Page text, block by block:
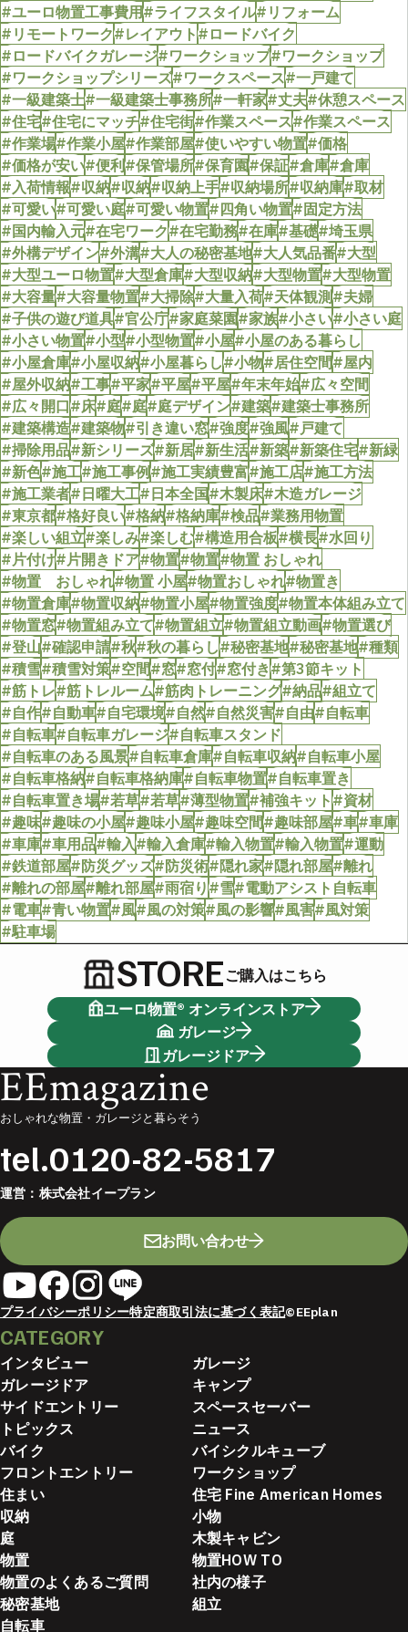
#ユーロ物置工事費用#ライフスタイル#リフォーム
#リモートワーク#レイアウト#ロードバイク
#ロードバイクガレージ#ワークショップ#ワークショップ
#ワークショップシリーズ#ワークスペース#一戸建て
#一級建築士#一級建築士事務所#一軒家#丈夫#休憩スペース
#住宅#住宅にマッチ#住宅街#作業スペース#作業スペース
#作業場#作業小屋#作業部屋#使いやすい物置#価格
#価格が安い#便利#保管場所#保育園#保証#倉庫#倉庫
#入荷情報#収納#収納#収納上手#収納場所#収納庫#取材
#可愛い#可愛い庭#可愛い物置#四角い物置#固定方法
#国内輸入元#在宅ワーク#在宅勤務#在庫#基礎#埼玉県
#外構デザイン#外溝#大人の秘密基地#大人気品番#大型
#大型ユーロ物置#大型倉庫#大型収納#大型物置#大型物置
#大容量#大容量物置#大掃除#大量入荷#天体観測#夫婦
#子供の遊び道具#官公庁#家庭菜園#家族#小さい#小さい庭
#小さい物置#小型#小型物置#小屋#小屋のある暮らし
#小屋倉庫#小屋収納#小屋暮らし#小物#居住空間#屋内
#屋外収納#工事#平家#平屋#平屋#年末年始#広々空間
#広々開口#床#庭#庭#庭デザイン#建築#建築士事務所
#建築構造#建築物#引き違い窓#強度#強風#戸建て
#掃除用品#新シリーズ#新居#新生活#新築#新築住宅#新緑
#新色#施工#施工事例#施工実績豊富#施工店#施工方法
#施工業者#日曜大工#日本全国#木製床#木造ガレージ
#東京都#格好良い#格納#格納庫#検品#業務用物置
#楽しい組立#楽しみ#楽しむ#構造用合板#横長#水回り
#片付け#片開きドア#物置#物置#物置 おしゃれ
#物置 おしゃれ#物置 小屋#物置おしゃれ#物置き
#物置倉庫#物置収納#物置小屋#物置強度#物置本体組み立て
#物置窓#物置組み立て#物置組立#物置組立動画#物置選び
#登山#確認申請#秋#秋の暮らし#秘密基地#秘密基地#種類
#積雪#積雪対策#空間#窓#窓付#窓付き#第3節キット
#筋トレ#筋トレルーム#筋肉トレーニング#納品#組立て
#自作#自動車#自宅環境#自然#自然災害#自由#自転車
#自転車#自転車ガレージ#自転車スタンド
#自転車のある風景#自転車倉庫#自転車収納#自転車小屋
#自転車格納#自転車格納庫#自転車物置#自転車置き
#自転車置き場#若草#若草#薄型物置#補強キット#資材
#趣味#趣味の小屋#趣味小屋#趣味空間#趣味部屋#車#車庫
#車庫#車用品#輸入#輸入倉庫#輸入物置#輸入物置#運動
#鉄道部屋#防災グッズ#防災術#隠れ家#隠れ部屋#離れ
#離れの部屋#離れ部屋#雨宿り#雪#電動アシスト自転車
#電車#青い物置#風#風の対策#風の影響#風害#風対策
#駐車場
STOREご購入はこちら
ユーロ物置® オンラインストア
ガレージ
ガレージドア
EEmagazine
おしゃれな物置・ガレージと暮らそう
tel.0120-82-5817
運営： 株式会社イープラン
お問い合わせ
プライバシーポリシー特定商取引法に基づく表記©EEplan
CATEGORY
インタビュー
ガレージ
ガレージドア
キャンプ
サイドエントリー
スペースセーバー
トピックス
ニュース
バイク
バイシクルキューブ
フロントエントリー
ワークショップ
住まい
住宅 Fine American Homes
収納
小物
庭
木製キャビン
物置
物置HOW TO
物置のよくあるご質問
社内の様子
秘密基地
組立
自転車